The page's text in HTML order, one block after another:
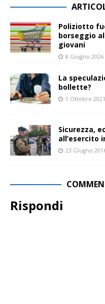
Poliziotto
borseggio
giovani
8 Giugno 2026
La
bollette?
1 Ottobre 2021
Sicurezza,
all’esercito
23 Giugno
Rispondi